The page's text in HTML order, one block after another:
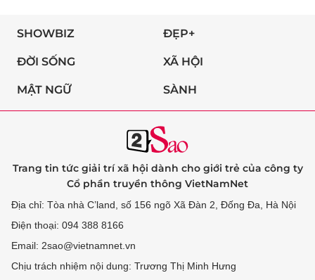
SHOWBIZ ĐẸP+
ĐỜI SỐNG XÃ HỘI
MẬT NGỮ SÀNH
Trang tin tức giải trí xã hội dành cho giới trẻ của công ty
Cổ phần truyền thông VietNamNet
Địa chỉ: Tòa nhà C’land, số 156 ngõ Xã Đàn 2, Đống Đa, Hà Nội
Điện thoại: 094 388 8166
Email: 2sao@vietnamnet.vn
Chịu trách nhiệm nội dung: Trương Thị Minh Hưng